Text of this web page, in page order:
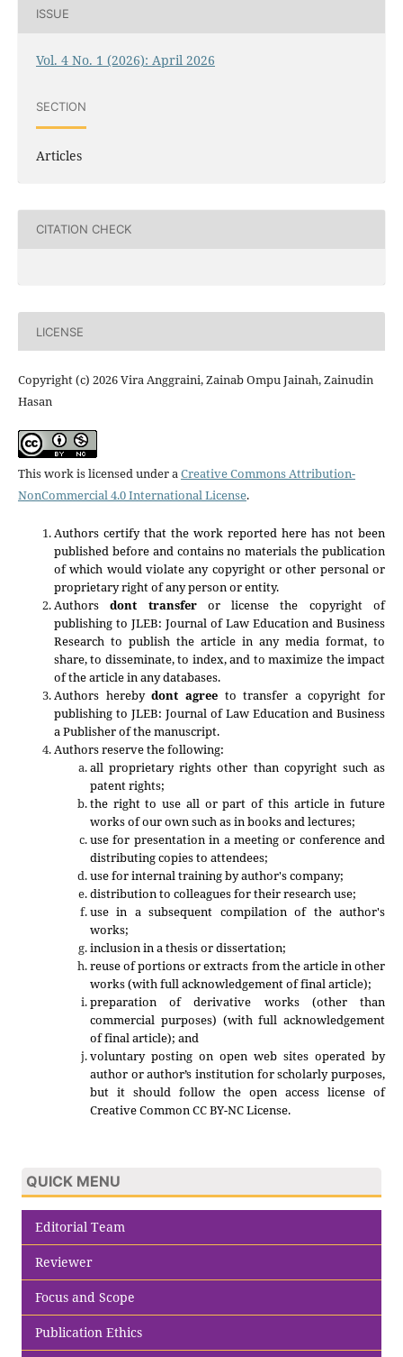
ISSUE
Vol. 4 No. 1 (2026): April 2026
SECTION
Articles
CITATION CHECK
LICENSE
Copyright (c) 2026 Vira Anggraini, Zainab Ompu Jainah, Zainudin
Hasan
This work is licensed under aCreative Commons Attribution-
NonCommercial 4.0 International License.
Authors certify that the work reported here has not been
published before and contains no materials the publication
of which would violate any copyright or other personal or
proprietary right of any person or entity.
Authorsdont transferor license the copyright of
publishing to JLEB: Journal of Law Education and Business
Research to publish the article in any media format, to
share, to disseminate, to index, and to maximize the impact
of the article in any databases.
Authors herebydont agreeto transfer a copyright for
publishing to JLEB: Journal of Law Education and Business
a Publisher of the manuscript.
Authors reserve the following:
all proprietary rights other than copyright such as
patent rights;
the right to use all or part of this article in future
works of our own such as in books and lectures;
use for presentation in a meeting or conference and
distributing copies to attendees;
use for internal training by author's company;
distribution to colleagues for their research use;
use in a subsequent compilation of the author's
works;
inclusion in a thesis or dissertation;
reuse of portions or extracts from the article in other
works (with full acknowledgement of final article);
preparation of derivative works (other than
commercial purposes) (with full acknowledgement
of final article); and
voluntary posting on open web sites operated by
author or author’s institution for scholarly purposes,
but it should follow the open access license of
Creative Common CC BY-NC License.
QUICK MENU
Editorial Team
Reviewer
Focus and Scope
Publication Ethics